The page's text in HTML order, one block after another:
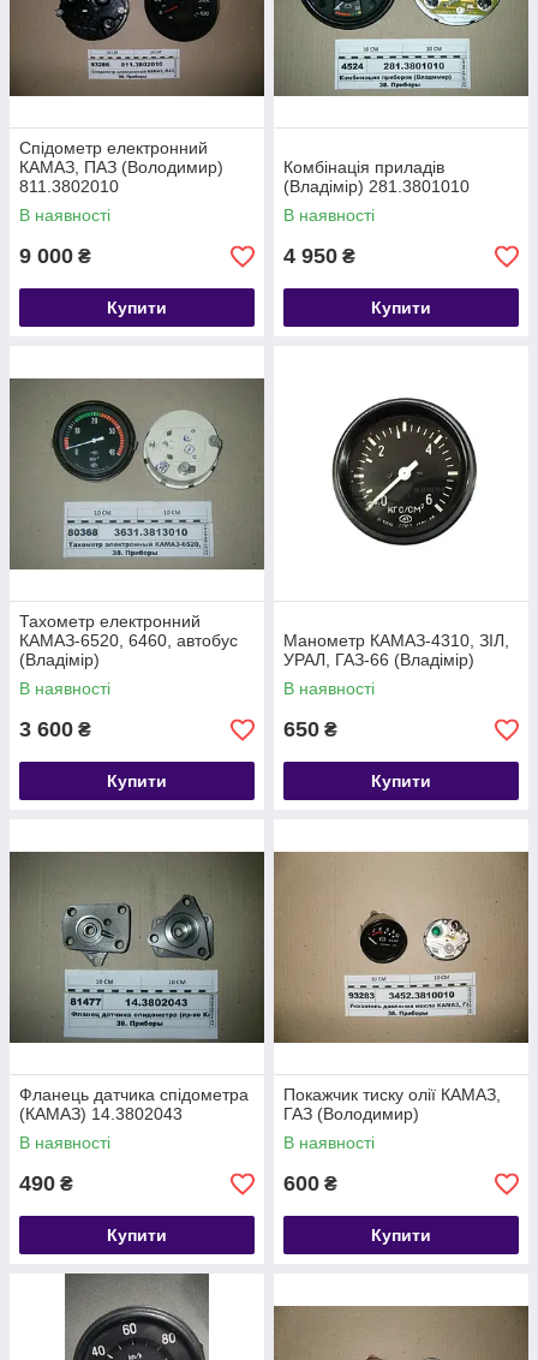
Спідометр електронний
КАМАЗ, ПАЗ (Володимир)
811.3802010
В наявності
9 000 ₴
Купити
Комбінація приладів
(Владімір) 281.3801010
В наявності
4 950 ₴
Купити
Тахометр електронний
КАМАЗ-6520, 6460, автобус
(Владімір)
В наявності
3 600 ₴
Купити
Манометр КАМАЗ-4310, ЗІЛ,
УРАЛ, ГАЗ-66 (Владімір)
В наявності
650 ₴
Купити
Фланець датчика спідометра
(КАМАЗ) 14.3802043
В наявності
490 ₴
Купити
Покажчик тиску олії КАМАЗ,
ГАЗ (Володимир)
В наявності
600 ₴
Купити